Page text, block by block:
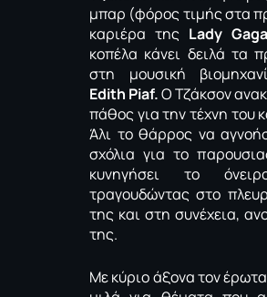
μπαρ (φόρος τιμής στα
καριέρα της Lady Gaga
κοπέλα κάνει δειλά τα
στη μουσική
Edith Piaf.Ο Τζάκσον
πάθος για την τέχνη του
Άλι το θάρρος να
σχόλια για το
κυνηγήσει το
τραγουδώντας στο
της και στη συνέχεια,
της.
Με κύριο άξονα τον